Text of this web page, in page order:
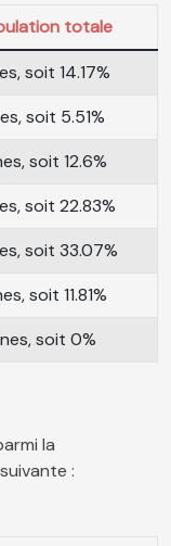
totale
soit 14.17%
soit 5.51%
soit 12.6%
soit 22.83%
soit 33.07%
soit 11.81%
soit 0%
la
: